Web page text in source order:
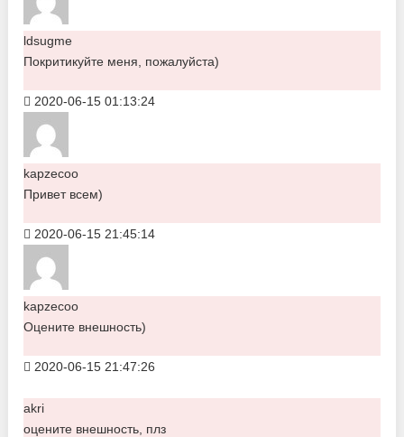
ldsugme
Покритикуйте меня, пожалуйста)
2020-06-15 01:13:24
kapzecoo
Привет всем)
2020-06-15 21:45:14
kapzecoo
Оцените внешность)
2020-06-15 21:47:26
akri
оцените внешность, плз